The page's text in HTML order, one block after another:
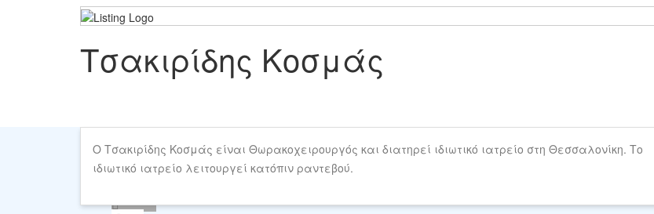
Τσακιρίδης Κοσμάς
Share
Ο Τσακιρίδης Κοσμάς είναι Θωρακοχειρουργός και διατηρεί ιδιωτικό ιατρείο στη Θεσσαλονίκη. Το
ιδιωτικό ιατρείο λειτουργεί κατόπιν ραντεβού.